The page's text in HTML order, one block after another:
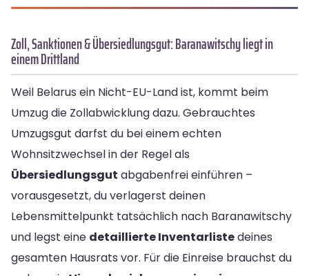
Zoll, Sanktionen & Übersiedlungsgut: Baranawitschy liegt in
einem Drittland
Weil Belarus ein Nicht-EU-Land ist, kommt beim
Umzug die Zollabwicklung dazu. Gebrauchtes
Umzugsgut darfst du bei einem echten
Wohnsitzwechsel in der Regel als
Übersiedlungsgut abgabenfrei einführen –
vorausgesetzt, du verlagerst deinen
Lebensmittelpunkt tatsächlich nach Baranawitschy
und legst eine detaillierte Inventarlistedeines
gesamten Hausrats vor. Für die Einreise brauchst du